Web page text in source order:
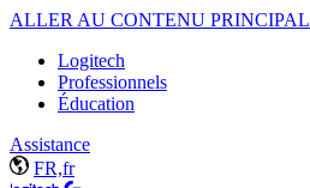
ALLER AU CONTENU PRINCIPAL
Logitech
Professionnels
Éducation
Assistance
FR,fr